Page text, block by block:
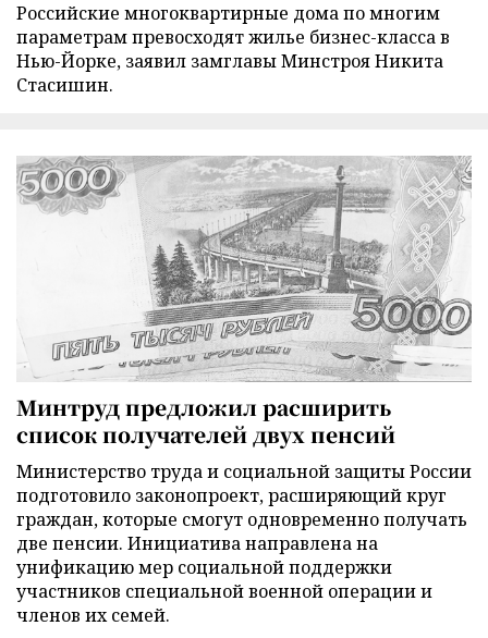
Российские многоквартирные дома по многим
параметрам превосходят жилье бизнес-класса в
Нью-Йорке, заявил замглавы Минстроя Никита
Стасишин.
Минтруд предложил расширить
список получателей двух пенсий
Министерство труда и социальной защиты России
подготовило законопроект, расширяющий круг
граждан, которые смогут одновременно получать
две пенсии. Инициатива направлена на
унификацию мер социальной поддержки
участников специальной военной операции и
членов их семей.